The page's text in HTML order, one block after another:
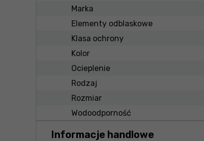
Marka
Elementy odblaskowe
Klasa ochrony
Kolor
Ocieplenie
Rodzaj
Rozmiar
Wodoodporność
Informacje handlowe